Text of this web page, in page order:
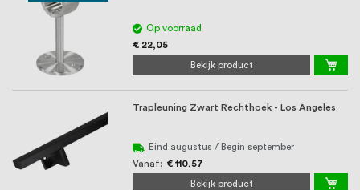
Op voorraad
€ 22,05
Bekijk product
Trapleuning Zwart Rechthoek - Los Angeles
Eind augustus / Begin september
Vanaf
€ 110,57
Bekijk product